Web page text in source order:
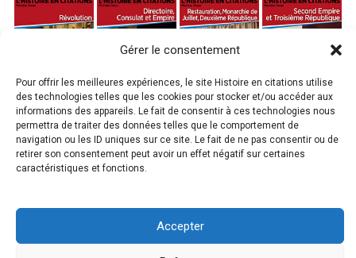
Gérer le consentement
Pour offrir les meilleures expériences, le site Histoire en citations utilise
des technologies telles que les cookies pour stocker et/ou accéder aux
informations des appareils. Le fait de consentir à ces technologies nous
permettra de traiter des données telles que le comportement de
navigation ou les ID uniques sur ce site. Le fait de ne pas consentir ou de
retirer son consentement peut avoir un effet négatif sur certaines
caractéristiques et fonctions.
Accepter
Copyright © 2026 L'Histoire en Citations
L’Histoire en citations- Tous droits réservés | Propulsé par Piel